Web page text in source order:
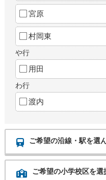
宮原
村岡東
や行
用田
わ行
渡内
ご希望の沿線・駅を選
ご希望の小学校区を